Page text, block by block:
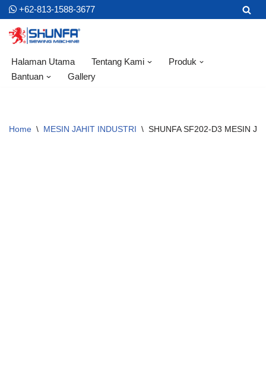
Skip
to
content
+62-813-1588-3677
Halaman Utama Tentang Kami
Produk
Bantuan
Gallery
Home \ MESIN JAHIT INDUSTRI \ SHUNFA SF202-D3 MESIN